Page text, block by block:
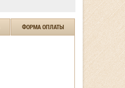
ФОРМА ОПЛАТЫ